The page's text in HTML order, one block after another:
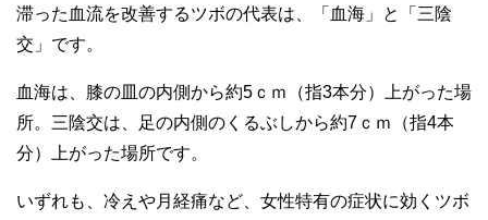
滞った血流を改善するツボの代表は、「血海」と「三陰
交」です。
血海は、膝の皿の内側から約5ｃｍ（指3本分）上がった場
所。三陰交は、足の内側のくるぶしから約7ｃｍ（指4本
分）上がった場所です。
いずれも、冷えや月経痛など、女性特有の症状に効くツボ